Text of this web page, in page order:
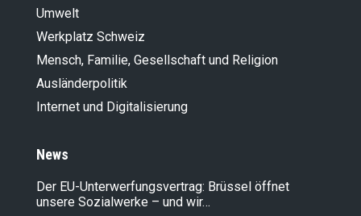
Umwelt
Werkplatz Schweiz
Mensch, Familie, Gesellschaft und Religion
Ausländer­politik
Internet und Digitalisierung
News
Der EU-Unterwerfungsvertrag: Brüssel öffnet
unsere Sozialwerke – und wir…